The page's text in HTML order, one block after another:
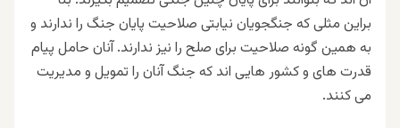
براین مثلی که جنگجویان نیابتی صلاحیت پایان جنگ را ندارند و
به همین گونه صلاحیت برای صلح را نیز ندارند. آنان حامل پیام
قدرت های و کشور هایی اند که جنگ آنان را تمویل و مدیریت
می کنند.